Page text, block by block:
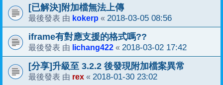
[已解決]附加檔無法上傳
最後發表 由 kokerp « 2018-03-05 08:56
iframe有對應支援的格式嗎??
最後發表 由 lichang422 « 2018-03-02 17:42
[分享]升級至 3.2.2 後發現附加檔案異常
最後發表 由 rex « 2018-01-30 23:02